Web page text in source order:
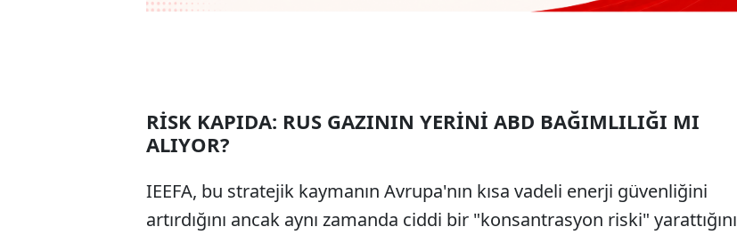
RİSK KAPIDA: RUS GAZININ YERİNİ ABD BAĞIMLILIĞI MI
ALIYOR?
IEEFA, bu stratejik kaymanın Avrupa'nın kısa vadeli enerji güvenliğini
artırdığını ancak aynı zamanda ciddi bir "konsantrasyon riski" yarattığını